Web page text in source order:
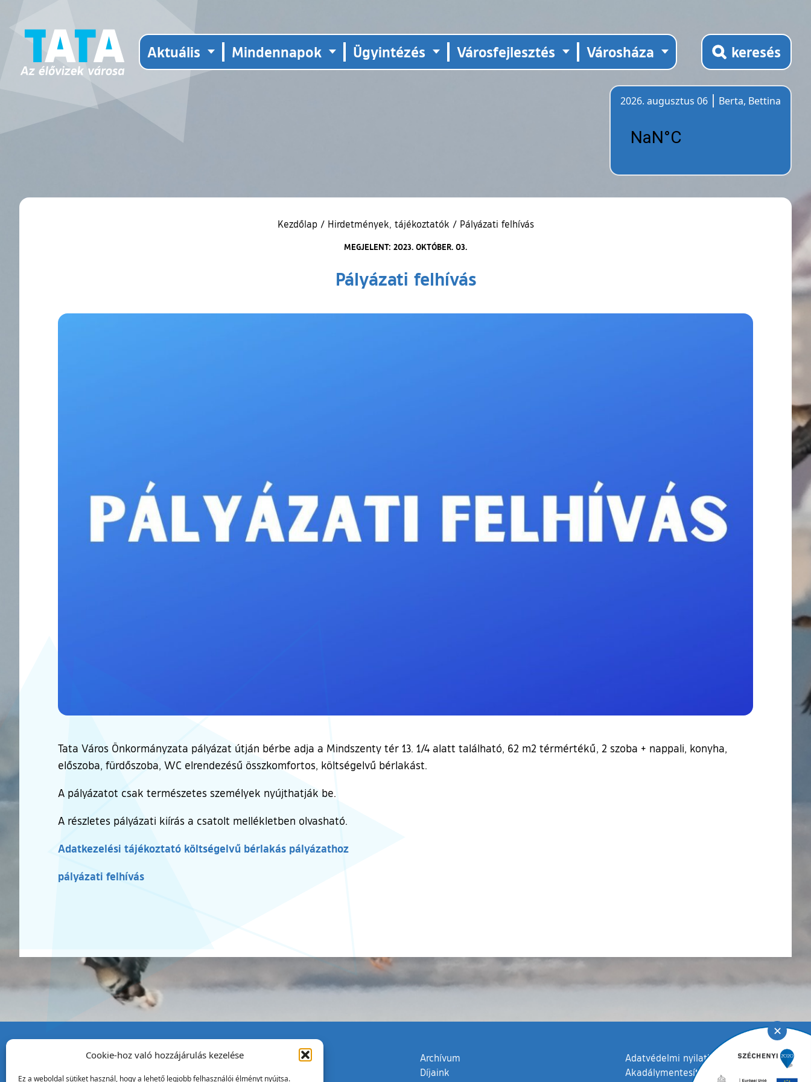
Cookie-hoz való hozzájárulás kezelése
Ez a weboldal sütiket használ, hogy a lehető legjobb felhasználói élményt nyújtsa.
Aktuális Mindennapok Ügyintézés Városfejlesztés Városháza keresés
2026. augusztus 06
Berta, Bettina
Kezdőlap / Hirdetmények, tájékoztatók / Pályázati felhívás
MEGJELENT: 2023. OKTÓBER. 03.
Pályázati felhívás
Tata Város Önkormányzata pályázat útján bérbe adja a Mindszenty tér 13. 1/4 alatt található, 62 m2 térmértékű, 2 szoba + nappali, konyha,
előszoba, fürdőszoba, WC elrendezésű összkomfortos, költségelvű bérlakást.
A pályázatot csak természetes személyek nyújthatják be.
A részletes pályázati kiírás a csatolt mellékletben olvasható.
Adatkezelési tájékoztató költségelvű bérlakás pályázathoz
pályázati felhívás
Tata Város Önkormányzata Archívum
Díjaink
Adatvédelmi nyilatkozat
Akadálymentesítési nyilatkozat
✕